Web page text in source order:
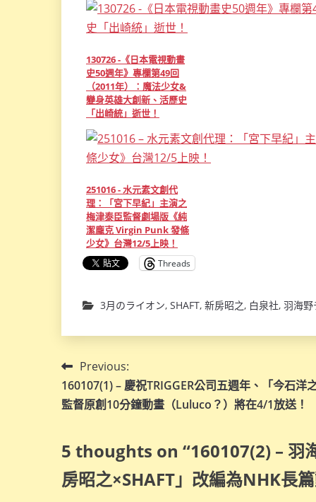
130726 -《日本電視動畫
史50週年》專欄第49回
（2011年）：魔法少女&
變身英雄大創新、活歷史
「出崎統」逝世！
251016 - 水元素文創代
理：「宮下早紀」主演之
梅津泰臣監督劇場版《純
潔龐克 Virgin Punk 發條
少女》台灣12/5上映！
Threads
3月のライオン, SHAFT, 新房昭之, 白泉社, 羽海野
文
章
覽
Previous:
160107(1) – 慶祝TRIGGER公司五週年、「今石洋
監督原創10分鐘動畫（Luluco？）將在4/1放送！
5 thoughts on “160107(2) – 羽
房昭之×SHAFT」改編為NHK長